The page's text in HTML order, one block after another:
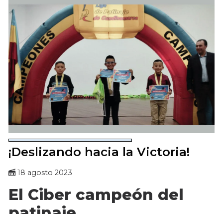
¡Deslizando hacia la Victoria!
18 agosto 2023
El Ciber campeón del